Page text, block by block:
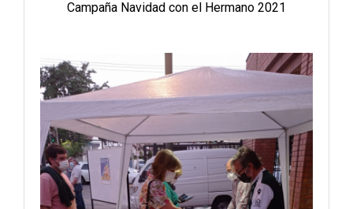
Campaña Navidad con el Hermano 2021